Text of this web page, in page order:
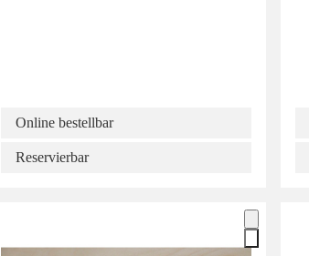
Online bestellbar
Reservierbar